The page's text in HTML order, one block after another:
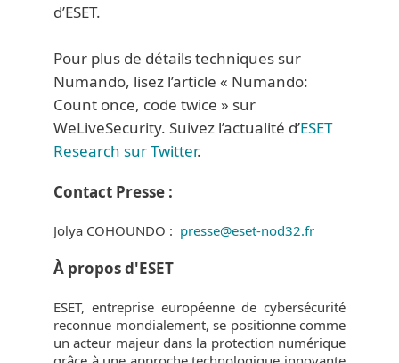
d’ESET.
Pour plus de détails techniques sur
Numando, lisez l’article « Numando:
Count once, code twice » sur
WeLiveSecurity. Suivez l’actualité d’ESET
Research sur Twitter.
Contact Presse :
Jolya COHOUNDO : presse@eset-nod32.fr
À propos d'ESET
ESET, entreprise européenne de cybersécurité
reconnue mondialement, se positionne comme
un acteur majeur dans la protection numérique